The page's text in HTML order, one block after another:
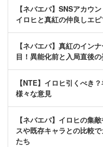
【ネバエバ】SNSアカウ
イロヒと真紅の仲良しエ
【ネバエバ】真紅のイン
目！異能化前と入局直後
【NTE】イロヒ引くべき
様々な意見
【ネバエバ】イロヒの集
スや既存キャラとの比較
たち